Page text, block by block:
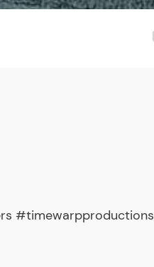
#timewarpproductions